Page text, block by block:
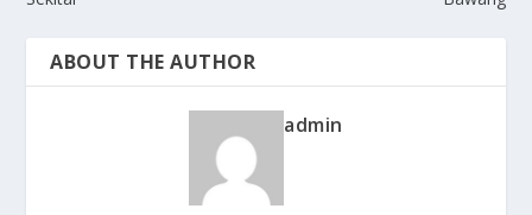
ABOUT THE AUTHOR
admin